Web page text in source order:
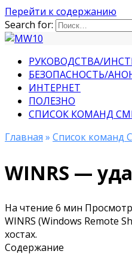
Перейти к содержанию
Search for:
РУКОВОДСТВА/
БЕЗОПАСНОСТЬ/
ИНТЕРНЕТ
ПОЛЕЗНО
СПИСОК КОМАНД
Главная » Список команд
WINRS —
На чтение 6 мин
WINRS (Windows Remote
хостах.
Содержание